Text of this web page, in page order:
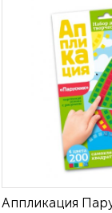
Аппликация